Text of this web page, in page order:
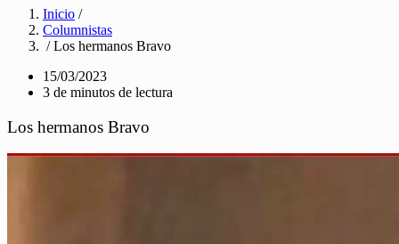
Inicio /
Columnistas
/ Los hermanos Bravo
15/03/2023
3 de minutos de lectura
Los hermanos Bravo